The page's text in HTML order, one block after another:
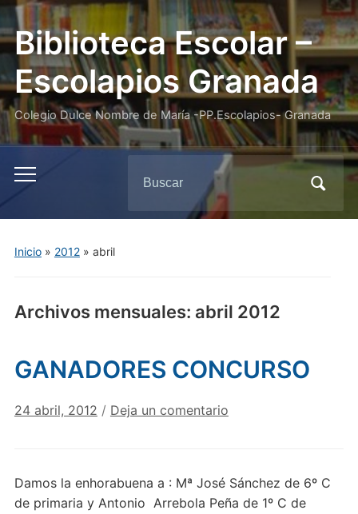
Biblioteca Escolar –
Escolapios Granada
Colegio Dulce Nombre de María -PP.Escolapios- Granada
Alternar
menú
móvil
Inicio» 2012» abril
Archivos mensuales: abril 2012
GANADORES CONCURSO
24 abril, 2012 / Deja un comentario
Damos la enhorabuena a : Mª José Sánchez de 6º C
de primaria y Antonio Arrebola Peña de 1º C de